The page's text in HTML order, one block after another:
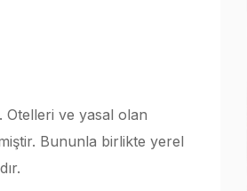
Otelleri ve yasal olan
Bununla birlikte yerel